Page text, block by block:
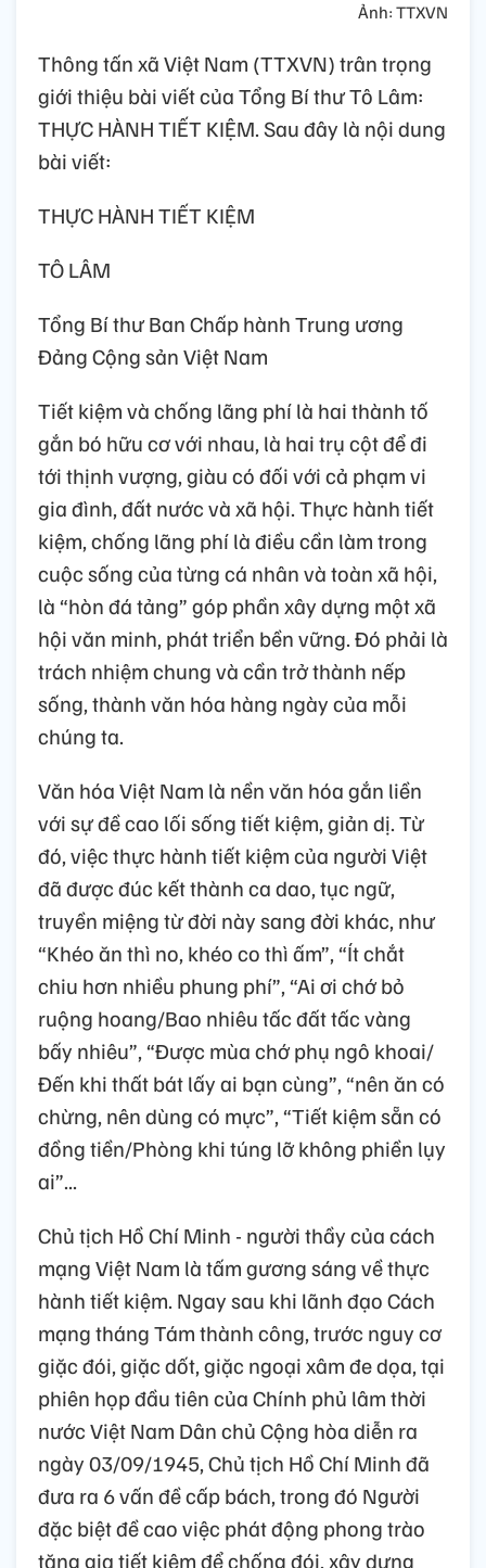
Ảnh: TTXVN
Thông tấn xã Việt Nam (TTXVN) trân trọng
giới thiệu bài viết của Tổng Bí thư Tô Lâm:
THỰC HÀNH TIẾT KIỆM. Sau đây là nội dung
bài viết:
THỰC HÀNH TIẾT KIỆM
TÔ LÂM
Tổng Bí thư Ban Chấp hành Trung ương
Đảng Cộng sản Việt Nam
Tiết kiệm và chống lãng phí là hai thành tố
gắn bó hữu cơ với nhau, là hai trụ cột để đi
tới thịnh vượng, giàu có đối với cả phạm vi
gia đình, đất nước và xã hội. Thực hành tiết
kiệm, chống lãng phí là điều cần làm trong
cuộc sống của từng cá nhân và toàn xã hội,
là “hòn đá tảng” góp phần xây dựng một xã
hội văn minh, phát triển bền vững. Đó phải là
trách nhiệm chung và cần trở thành nếp
sống, thành văn hóa hàng ngày của mỗi
chúng ta.
Văn hóa Việt Nam là nền văn hóa gắn liền
với sự đề cao lối sống tiết kiệm, giản dị. Từ
đó, việc thực hành tiết kiệm của người Việt
đã được đúc kết thành ca dao, tục ngữ,
truyền miệng từ đời này sang đời khác, như
“Khéo ăn thì no, khéo co thì ấm”, “Ít chắt
chiu hơn nhiều phung phí”, “Ai ơi chớ bỏ
ruộng hoang/Bao nhiêu tấc đất tấc vàng
bấy nhiêu”, “Được mùa chớ phụ ngô khoai/
Đến khi thất bát lấy ai bạn cùng”, “nên ăn có
chừng, nên dùng có mực”, “Tiết kiệm sẵn có
đồng tiền/Phòng khi túng lỡ không phiền lụy
ai”...
Chủ tịch Hồ Chí Minh - người thầy của cách
mạng Việt Nam là tấm gương sáng về thực
hành tiết kiệm. Ngay sau khi lãnh đạo Cách
mạng tháng Tám thành công, trước nguy cơ
giặc đói, giặc dốt, giặc ngoại xâm đe dọa, tại
phiên họp đầu tiên của Chính phủ lâm thời
nước Việt Nam Dân chủ Cộng hòa diễn ra
ngày 03/09/1945, Chủ tịch Hồ Chí Minh đã
đưa ra 6 vấn đề cấp bách, trong đó Người
đặc biệt đề cao việc phát động phong trào
tăng gia tiết kiệm để chống đói, xây dựng